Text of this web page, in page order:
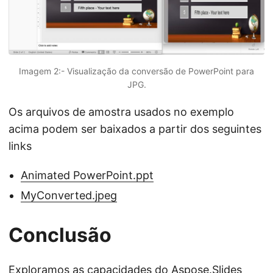
Imagem 2:- Visualização da conversão de PowerPoint para
JPG.
Os arquivos de amostra usados no exemplo
acima podem ser baixados a partir dos seguintes
links
Animated PowerPoint.ppt
MyConverted.jpeg
Conclusão
Exploramos as capacidades do Aspose.Slides